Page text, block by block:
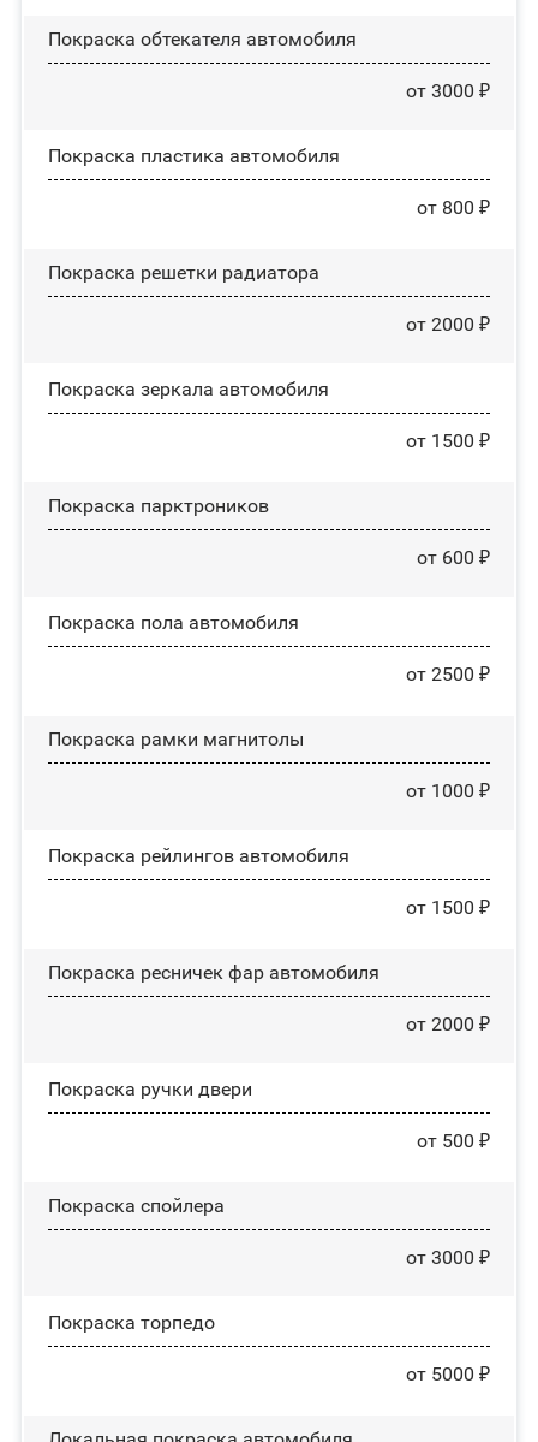
Покраска обтекателя автомобиля
от 3000 ₽
Покраска пластика автомобиля
от 800 ₽
Покраска решетки радиатора
от 2000 ₽
Покраска зеркала автомобиля
от 1500 ₽
Покраска парктроников
от 600 ₽
Покраска пола автомобиля
от 2500 ₽
Покраска рамки магнитолы
от 1000 ₽
Покраска рейлингов автомобиля
от 1500 ₽
Покраска ресничек фар автомобиля
от 2000 ₽
Покраска ручки двери
от 500 ₽
Покраска спойлера
от 3000 ₽
Покраска торпедо
от 5000 ₽